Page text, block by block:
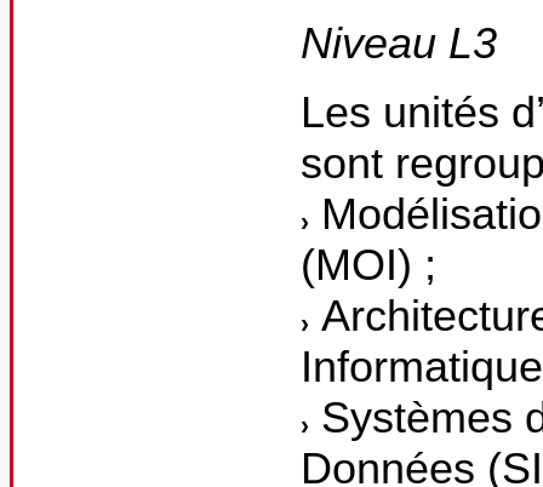
Niveau L3
Les unités
sont
(MOI) ;
Systèmes
Données